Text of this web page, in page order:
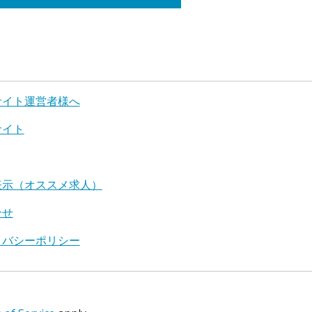
ト運営者様へ
ト
（オススメ求人）
シーポリシー